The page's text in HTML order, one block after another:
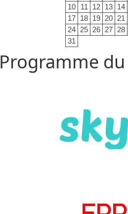
10
11 12 13 14
17 18 19 20 21
24 25 26 27 28
31
Programme